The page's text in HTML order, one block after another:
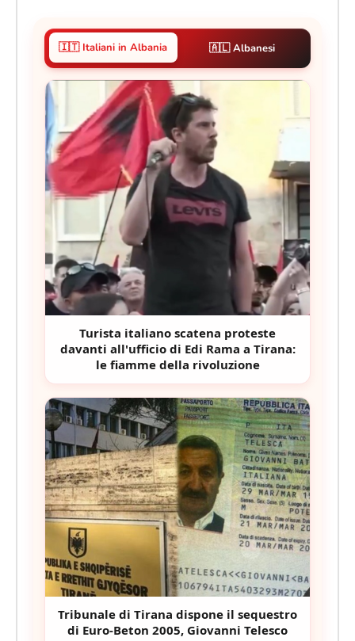
🇮🇹 Italiani in Albania 🇦🇱 Albanesi
Turista italiano scatena proteste
davanti all'ufficio di Edi Rama a Tirana:
le fiamme della rivoluzione
Tribunale di Tirana dispone il sequestro
di Euro-Beton 2005, Giovanni Telesco